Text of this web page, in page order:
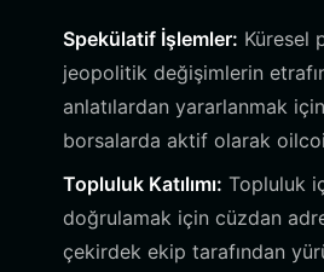
Spekülatif İşlemler: Küresel
jeopolitik değişimlerin
anlatılardan yararlanmak
borsalarda aktif olarak
Topluluk Katılımı: Topluluk
doğrulamak için cüzdan
çekirdek ekip tarafından